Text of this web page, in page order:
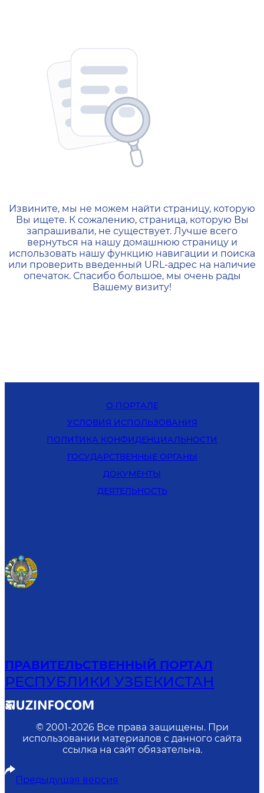
404 — Страница не
Извините, мы не можем найти страницу, которую
Вы ищете. К сожалению, страница, которую Вы
запрашивали, не существует. Лучше всего
вернуться на нашу домашнюю страницу и
использовать нашу функцию навигации и поиска
или проверить введенный URL-адрес на наличие
опечаток. Спасибо большое, мы очень рады
Вашему визиту!
О ПОРТАЛЕ
УСЛОВИЯ ИСПОЛЬЗОВАНИЯ
ПОЛИТИКА КОНФИДЕНЦИАЛЬНОСТИ
ГОСУДАРСТВЕННЫЕ ОРГАНЫ
ДОКУМЕНТЫ
ДЕЯТЕЛЬНОСТЬ
ПРАВИТЕЛЬСТВЕННЫЙ ПОРТАЛ
РЕСПУБЛИКИ УЗБЕКИСТАН
© 2001-2026 Все права защищены. При
использовании материалов с данного сайта
ссылка на сайт обязательна.
Предыдущая версия